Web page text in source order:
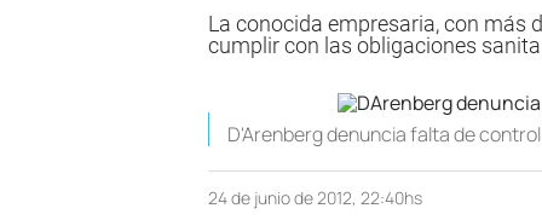
La conocida empresaria, con más
cumplir con las obligaciones
D'Arenberg denuncia falta de
24 de junio de 2012, 22:40hs